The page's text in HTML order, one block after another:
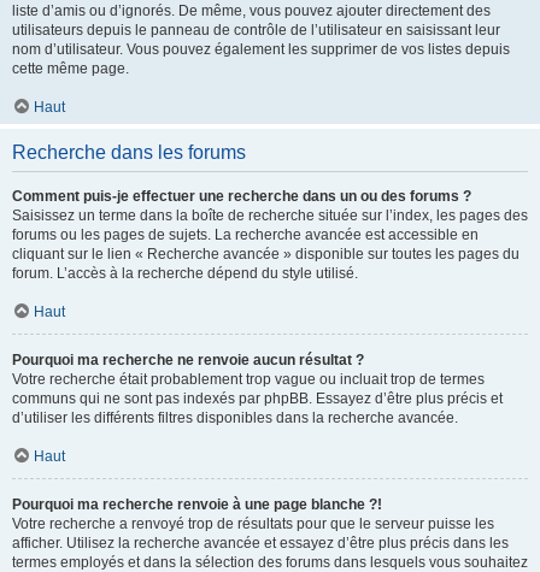
liste d’amis ou d’ignorés. De même, vous pouvez ajouter directement des
utilisateurs depuis le panneau de contrôle de l’utilisateur en saisissant leur
nom d’utilisateur. Vous pouvez également les supprimer de vos listes depuis
cette même page.
Haut
Recherche dans les forums
Comment puis-je effectuer une recherche dans un ou des forums ?
Saisissez un terme dans la boîte de recherche située sur l’index, les pages des
forums ou les pages de sujets. La recherche avancée est accessible en
cliquant sur le lien « Recherche avancée » disponible sur toutes les pages du
forum. L’accès à la recherche dépend du style utilisé.
Haut
Pourquoi ma recherche ne renvoie aucun résultat ?
Votre recherche était probablement trop vague ou incluait trop de termes
communs qui ne sont pas indexés par phpBB. Essayez d’être plus précis et
d’utiliser les différents filtres disponibles dans la recherche avancée.
Haut
Pourquoi ma recherche renvoie à une page blanche ?!
Votre recherche a renvoyé trop de résultats pour que le serveur puisse les
afficher. Utilisez la recherche avancée et essayez d’être plus précis dans les
termes employés et dans la sélection des forums dans lesquels vous souhaitez